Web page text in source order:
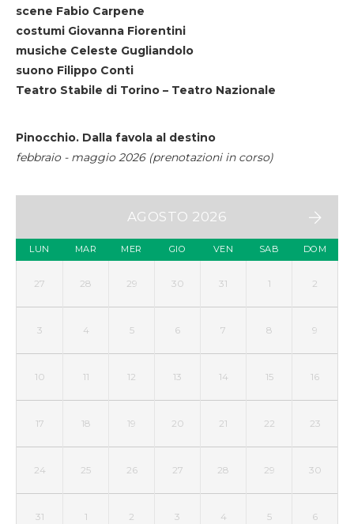
scene Fabio Carpene
costumi Giovanna Fiorentini
musiche Celeste Gugliandolo
suono Filippo Conti
Teatro Stabile di Torino – Teatro Nazionale
Pinocchio. Dalla favola al destino
febbraio - maggio 2026 (prenotazioni in corso)
AGOSTO 2026
LUN MAR MER GIO VEN SAB DOM
27 28 29 30 31 1 2
3 4 5 6 7 8 9
10 11 12 13 14 15 16
17 18 19 20 21 22 23
24 25 26 27 28 29 30
31 1 2 3 4 5 6